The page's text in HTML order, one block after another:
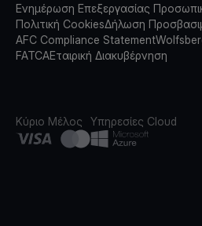
Ενημέρωση Επεξεργασίας
Πολιτική CookiesΔήλωση
AFC Compliance Statement
FATCAΕταιρική Διακυβέρνηση
Κύριο Μέλος Υπηρεσίες Cloud